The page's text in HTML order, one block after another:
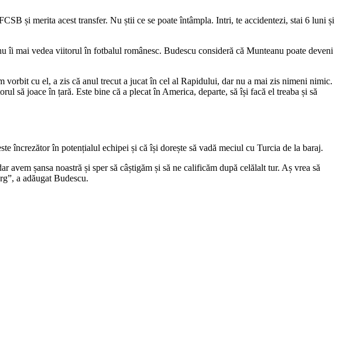
și merita acest transfer. Nu știi ce se poate întâmpla. Intri, te accidentezi, stai 6 luni și
mai vedea viitorul în fotbalul românesc. Budescu consideră că Munteanu poate deveni
cu el, a zis că anul trecut a jucat în cel al Rapidului, dar nu a mai zis nimeni nimic.
să joace în țară. Este bine că a plecat în America, departe, să își facă el treaba și să
încrezător în potențialul echipei și că își dorește să vadă meciul cu Turcia de la baraj.
șansa noastră și sper să câștigăm și să ne calificăm după celălalt tur. Aș vrea să
a adăugat Budescu.